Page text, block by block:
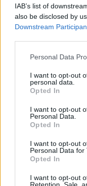
IAB’s list of
also be disclosed by
Downstream
Personal Data
I want to opt-out
personal data.
Opted In
I want to opt-out
Personal Data.
Opted In
I want to opt-out
Personal Data for
Opted In
I want to opt-out
Últimos artículos